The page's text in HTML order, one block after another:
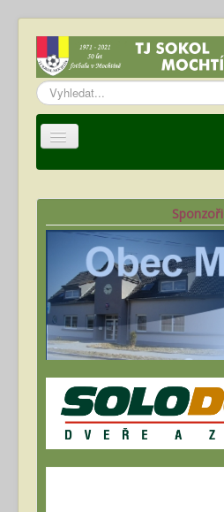
Vyhledávání...
Oddíl fotbalu
Hráči
Kalendář akcí
Fotogalerie
Ke stažení
Archív článků
Přihlásit
Sponzoři